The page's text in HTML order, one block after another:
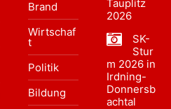
Brand
Wirtschaf
t
Politik
Bildung
Tauplitz
2026
SK-
Stur
m 2026 in
Irdning-
Donnersb
achtal